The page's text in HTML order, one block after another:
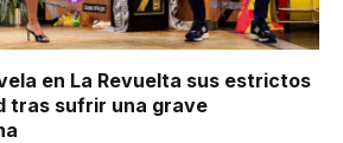
en La Revuelta sus estrictos
tras sufrir una grave